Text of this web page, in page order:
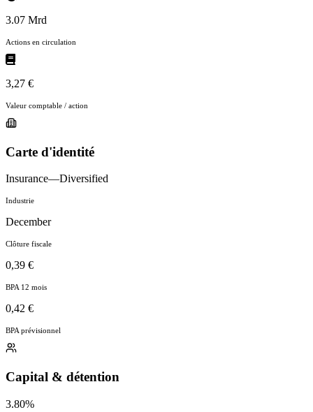
3.07 Mrd
Actions en circulation
3,27 €
Valeur comptable / action
Carte d'identité
Insurance—Diversified
Industrie
December
Clôture fiscale
0,39 €
BPA 12 mois
0,42 €
BPA prévisionnel
Capital & détention
3.80%